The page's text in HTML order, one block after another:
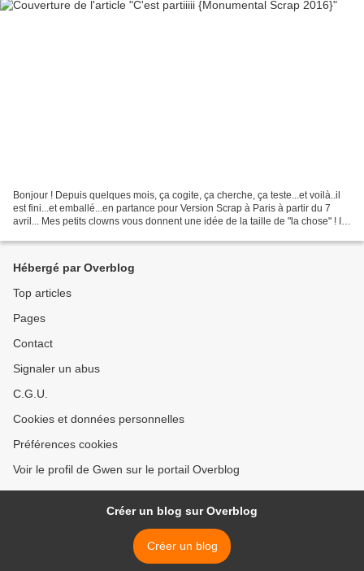
Bonjour ! Depuis quelques mois, ça cogite, ça cherche, ça teste...et voilà..il
est fini...et emballé...en partance pour Version Scrap à Paris à partir du 7
avril... Mes petits clowns vous donnent une idée de la taille de "la chose" ! Ils
Hébergé par Overblog
Top articles
Pages
Contact
Signaler un abus
C.G.U.
Cookies et données personnelles
Préférences cookies
Voir le profil de Gwen sur le portail Overblog
Créer un blog sur Overblog
Créer un blog